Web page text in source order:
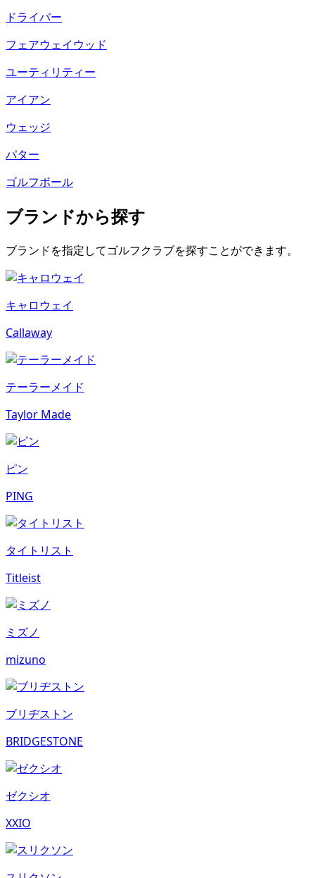
ドライバー
フェアウェイウッド
ユーティリティー
アイアン
ウェッジ
パター
ゴルフボール
ブランドから探す
ブランドを指定してゴルフクラブを探すことができます。
キャロウェイ
Callaway
テーラーメイド
Taylor Made
ピン
PING
タイトリスト
Titleist
ミズノ
mizuno
ブリヂストン
BRIDGESTONE
ゼクシオ
XXIO